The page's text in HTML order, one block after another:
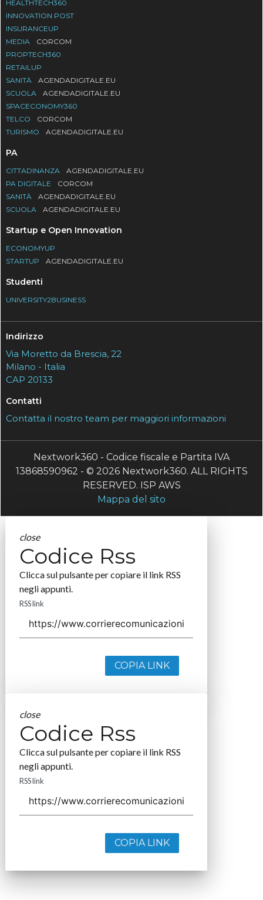
HEALTHTECH360
INNOVATION POST
INSURANCEUP
MEDIA
CORCOM
PROPTECH360
RETAILUP
SANITÀ
AGENDADIGITALE.EU
SCUOLA
AGENDADIGITALE.EU
SPACECONOMY360
TELCO
CORCOM
TURISMO
AGENDADIGITALE.EU
PA
CITTADINANZA
AGENDADIGITALE.EU
PA DIGITALE
CORCOM
SANITÀ
AGENDADIGITALE.EU
SCUOLA
AGENDADIGITALE.EU
Startup e Open Innovation
ECONOMYUP
STARTUP
AGENDADIGITALE.EU
Studenti
UNIVERSITY2BUSINESS
Indirizzo
Via Moretto da Brescia, 22
Milano - Italia
CAP 20133
Contatti
Contatta il nostro team per maggiori informazioni
Nextwork360 - Codice fiscale e Partita IVA
13868590962 - © 2026 Nextwork360. ALL RIGHTS
RESERVED. ISP AWS
Mappa del sito
close
Codice Rss
Clicca sul pulsante per copiare il link RSS
negli appunti.
RSS link
COPIA LINK
close
Codice Rss
Clicca sul pulsante per copiare il link RSS
negli appunti.
RSS link
COPIA LINK